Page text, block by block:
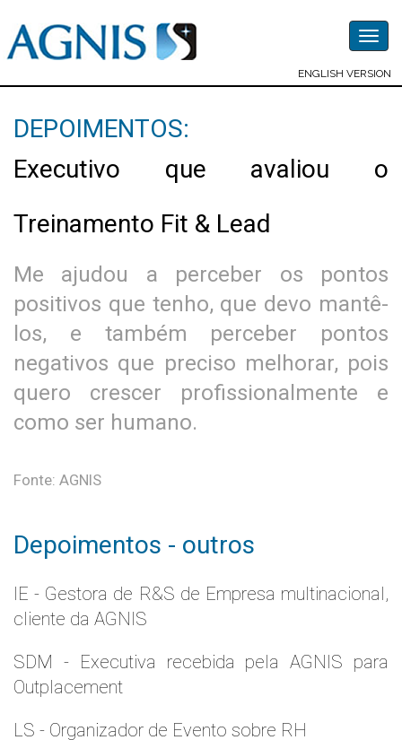
ENGLISH VERSION
DEPOIMENTOS:
Executivo que avaliou o
Treinamento Fit & Lead
Me ajudou a perceber os pontos
positivos que tenho, que devo mantê-
los, e também perceber pontos
negativos que preciso melhorar, pois
quero crescer profissionalmente e
como ser humano.
Fonte: AGNIS
Depoimentos - outros
IE - Gestora de R&S de Empresa multinacional,
cliente da AGNIS
SDM - Executiva recebida pela AGNIS para
Outplacement
LS - Organizador de Evento sobre RH